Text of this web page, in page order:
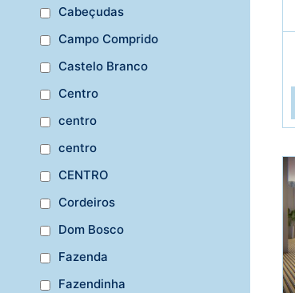
Cabeçudas
Campo Comprido
Castelo Branco
Centro
centro
centro
CENTRO
Cordeiros
Dom Bosco
Fazenda
Fazendinha